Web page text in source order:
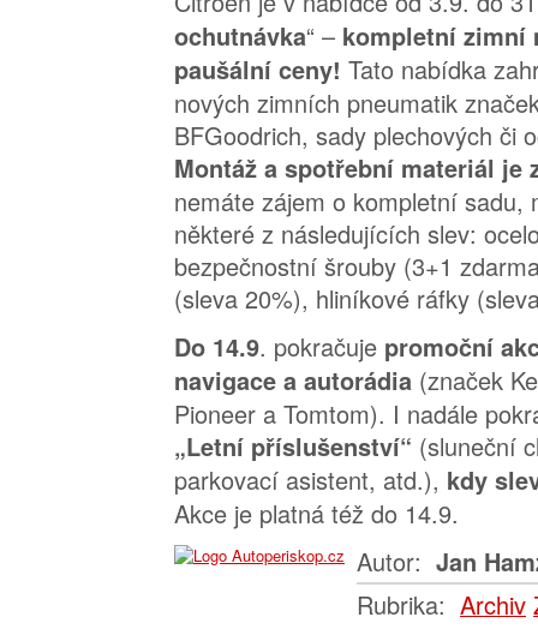
ochutnávka“ – kompletní zimní
paušální ceny! Tato nabídka
nových zimních pneumatik
BFGoodrich, sady plechových či
Montáž a spotřební materiál je
nemáte zájem o kompletní sadu,
některé z následujících slev:
bezpečnostní šrouby (3+1
(sleva 20%), hliníkové ráfky
Do 14.9. pokračuje promoční
navigace a autorádia (značek
Pioneer a Tomtom). I nadále
„Letní příslušenství“ (sluneční
parkovací asistent, atd.), kdy
Akce je platná též do 14.9.
Autor: Jan
Rubrika: Archiv